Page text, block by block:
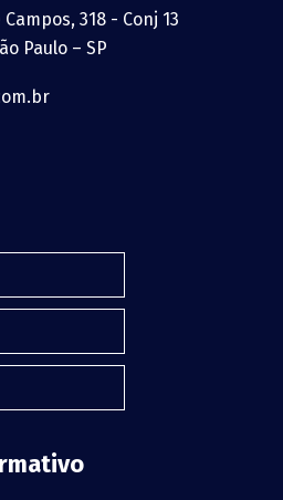
318 - Conj 13
Paulo – SP